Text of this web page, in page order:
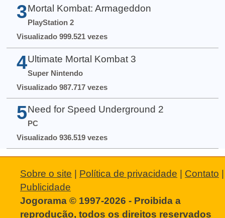
3 Mortal Kombat: Armageddon
PlayStation 2
Visualizado 999.521 vezes
4 Ultimate Mortal Kombat 3
Super Nintendo
Visualizado 987.717 vezes
5 Need for Speed Underground 2
PC
Visualizado 936.519 vezes
Sobre o site Política de privacidade Contato
Publicidade
Jogorama © 1997-2026 - Proibida a
reprodução, todos os direitos reservados